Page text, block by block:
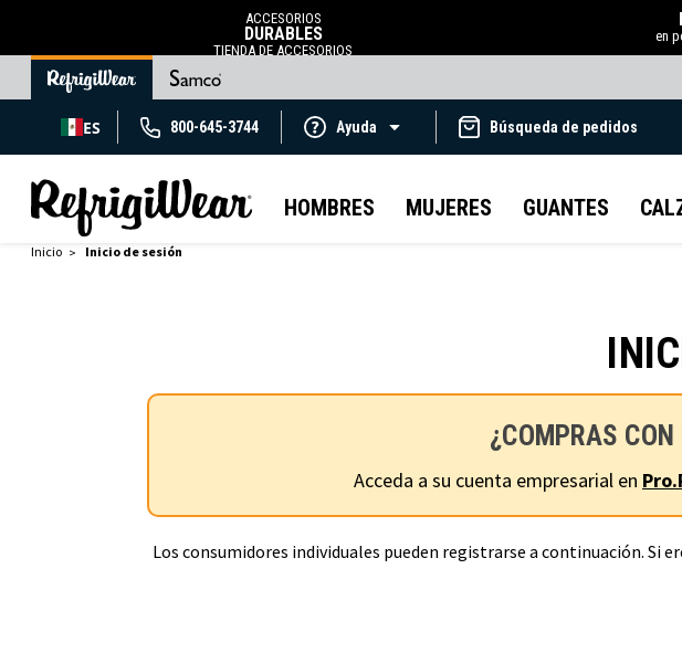
ACCESORIOS
DURABLES
TIENDA DE ACCESORIOS
en
ES 800-645-3744 Ayuda Búsqueda de pedidos
HOMBRES MUJERES GUANTES
Inicio Inicio de sesión
¿COMPRAS
Acceda a su cuenta empresarial en
Los consumidores individuales pueden registrarse a continuación. Si